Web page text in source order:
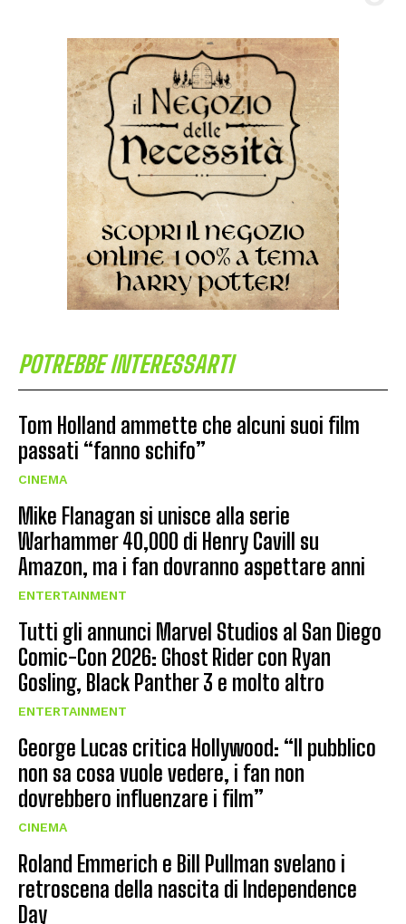
POTREBBE INTERESSARTI
Tom Holland ammette che alcuni suoi film
passati “fanno schifo”
CINEMA
Mike Flanagan si unisce alla serie
Warhammer 40,000 di Henry Cavill su
Amazon, ma i fan dovranno aspettare anni
ENTERTAINMENT
Tutti gli annunci Marvel Studios al San Diego
Comic-Con 2026: Ghost Rider con Ryan
Gosling, Black Panther 3 e molto altro
ENTERTAINMENT
George Lucas critica Hollywood: “Il pubblico
non sa cosa vuole vedere, i fan non
dovrebbero influenzare i film”
CINEMA
Roland Emmerich e Bill Pullman svelano i
retroscena della nascita di Independence
Day